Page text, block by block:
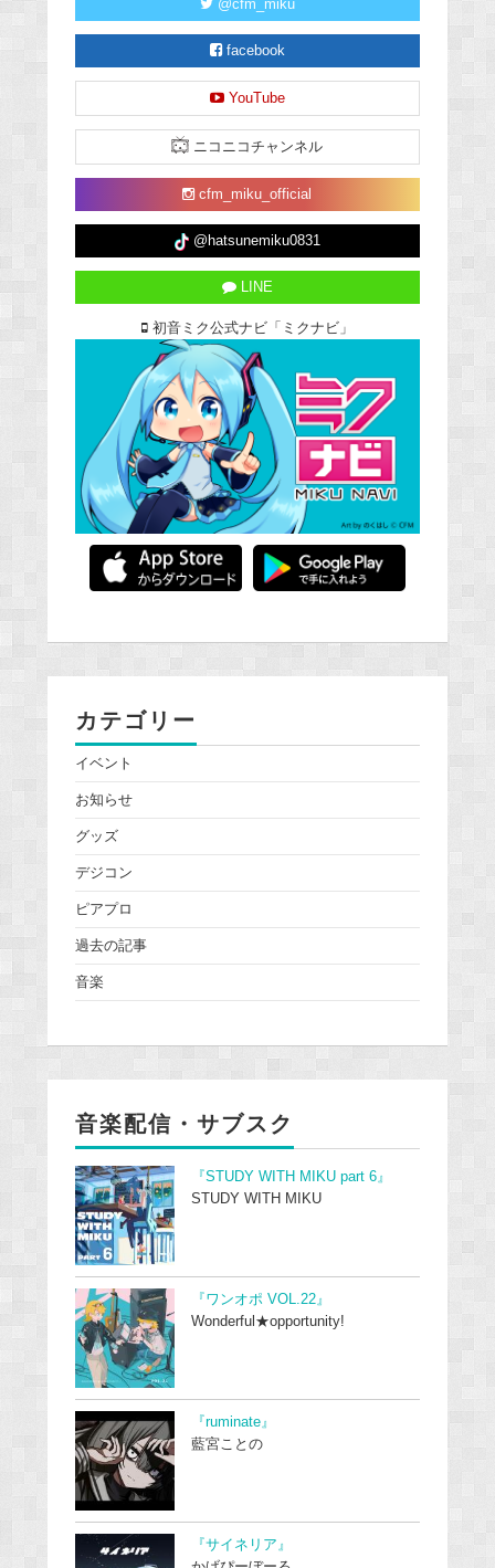
@cfm_miku
facebook
YouTube
ニコニコチャンネル
cfm_miku_official
@hatsunemiku0831
LINE
初音ミク公式ナビ「ミクナビ」
カテゴリー
イベント
お知らせ
グッズ
デジコン
ピアプロ
過去の記事
音楽
音楽配信・サブスク
『STUDY WITH MIKU part 6』
STUDY WITH MIKU
『ワンオポ VOL.22』
Wonderful★opportunity!
『ruminate』
藍宮ことの
『サイネリア』